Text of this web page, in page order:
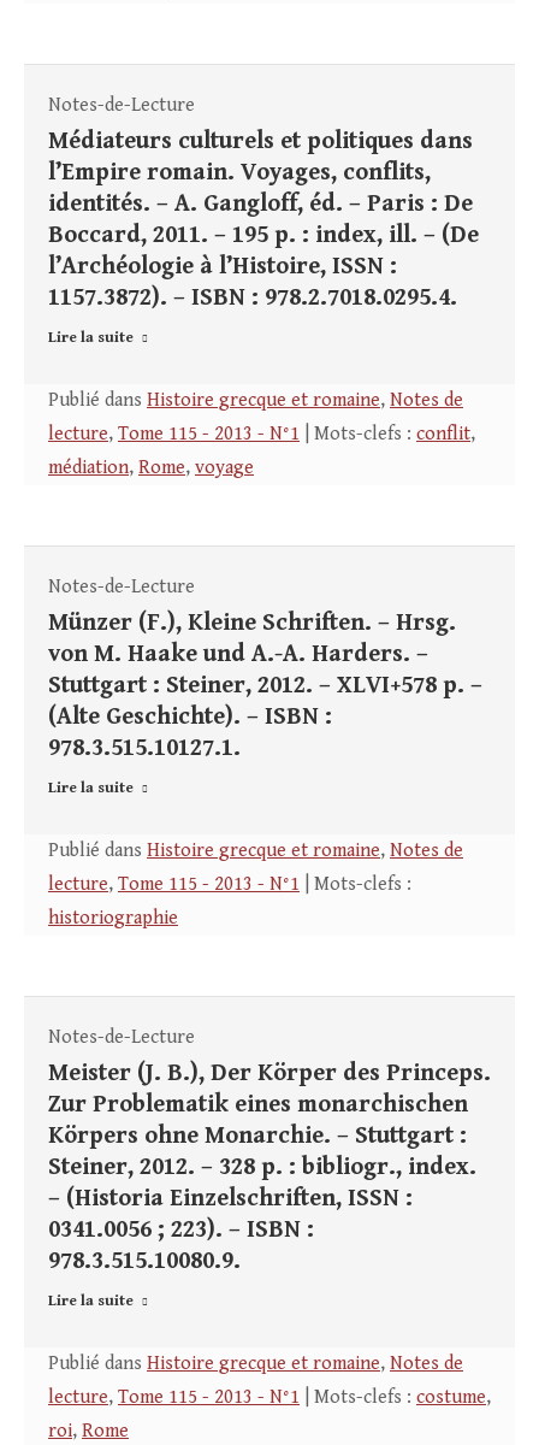
Notes-de-Lecture
Médiateurs culturels et politiques dans
l’Empire romain. Voyages, conflits,
identités. – A. Gangloff, éd. – Paris : De
Boccard, 2011. – 195 p. : index, ill. – (De
l’Archéologie à l’Histoire, ISSN :
1157.3872). – ISBN : 978.2.7018.0295.4.
Lire la suite
Publié dans Histoire grecque et romaine, Notes de
lecture, Tome 115 - 2013 - N°1 | Mots-clefs : conflit,
médiation, Rome, voyage
Notes-de-Lecture
Münzer (F.), Kleine Schriften. – Hrsg.
von M. Haake und A.-A. Harders. –
Stuttgart : Steiner, 2012. – XLVI+578 p. –
(Alte Geschichte). – ISBN :
978.3.515.10127.1.
Lire la suite
Publié dans Histoire grecque et romaine, Notes de
lecture, Tome 115 - 2013 - N°1 | Mots-clefs :
historiographie
Notes-de-Lecture
Meister (J. B.), Der Körper des Princeps.
Zur Problematik eines monarchischen
Körpers ohne Monarchie. – Stuttgart :
Steiner, 2012. – 328 p. : bibliogr., index.
– (Historia Einzelschriften, ISSN :
0341.0056 ; 223). – ISBN :
978.3.515.10080.9.
Lire la suite
Publié dans Histoire grecque et romaine, Notes de
lecture, Tome 115 - 2013 - N°1 | Mots-clefs : costume,
roi, Rome